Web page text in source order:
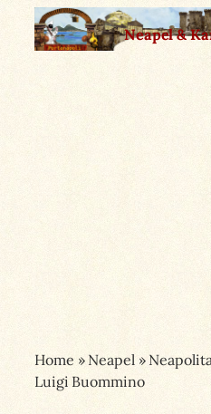
Zum
Inhalt
Neapel &
Home » Neapel»
Luigi Buommino